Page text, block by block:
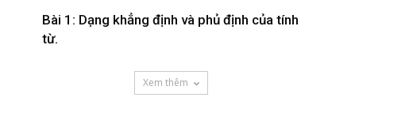
Bài 1: Dạng khẳng định và phủ định của tính
từ.
Xem thêm